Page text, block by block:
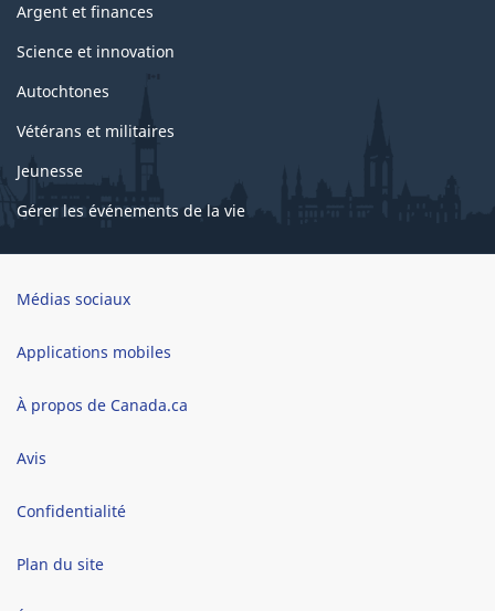
Argent et finances
Science et innovation
Autochtones
Vétérans et militaires
Jeunesse
Gérer les événements de la vie
Brand
Médias sociaux
Applications mobiles
À propos de Canada.ca
Avis
Confidentialité
Plan du site